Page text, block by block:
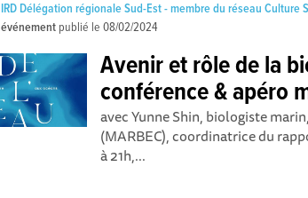
IRD Délégation régionale Sud-Est - membre du réseau Culture
événement publié le08/02/2024
Avenir et rôle de la
conférence & apéro
avec Yunne Shin, biologiste
(MARBEC), coordinatrice du
à 21h,...